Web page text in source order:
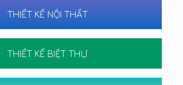
THIẾT KẾ NỘI THẤT
THIẾT KẾ BIỆT THỰ